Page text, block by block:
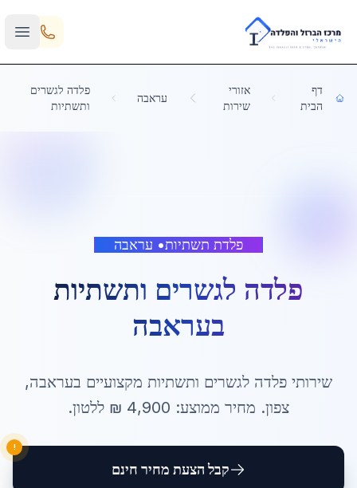
Skip to main content
דף
הבית
אזורי
שירות
עראבה
פלדה לגשרים
ותשתיות
פלדת תשתיות• עראבה
פלדה לגשרים ותשתיות
בעראבה
שירותי פלדה לגשרים ותשתיות מקצועיים בעראבה,
צפון. מחיר ממוצע: 4,900 ₪ ללטון.
קבל הצעת מחיר חינם
!